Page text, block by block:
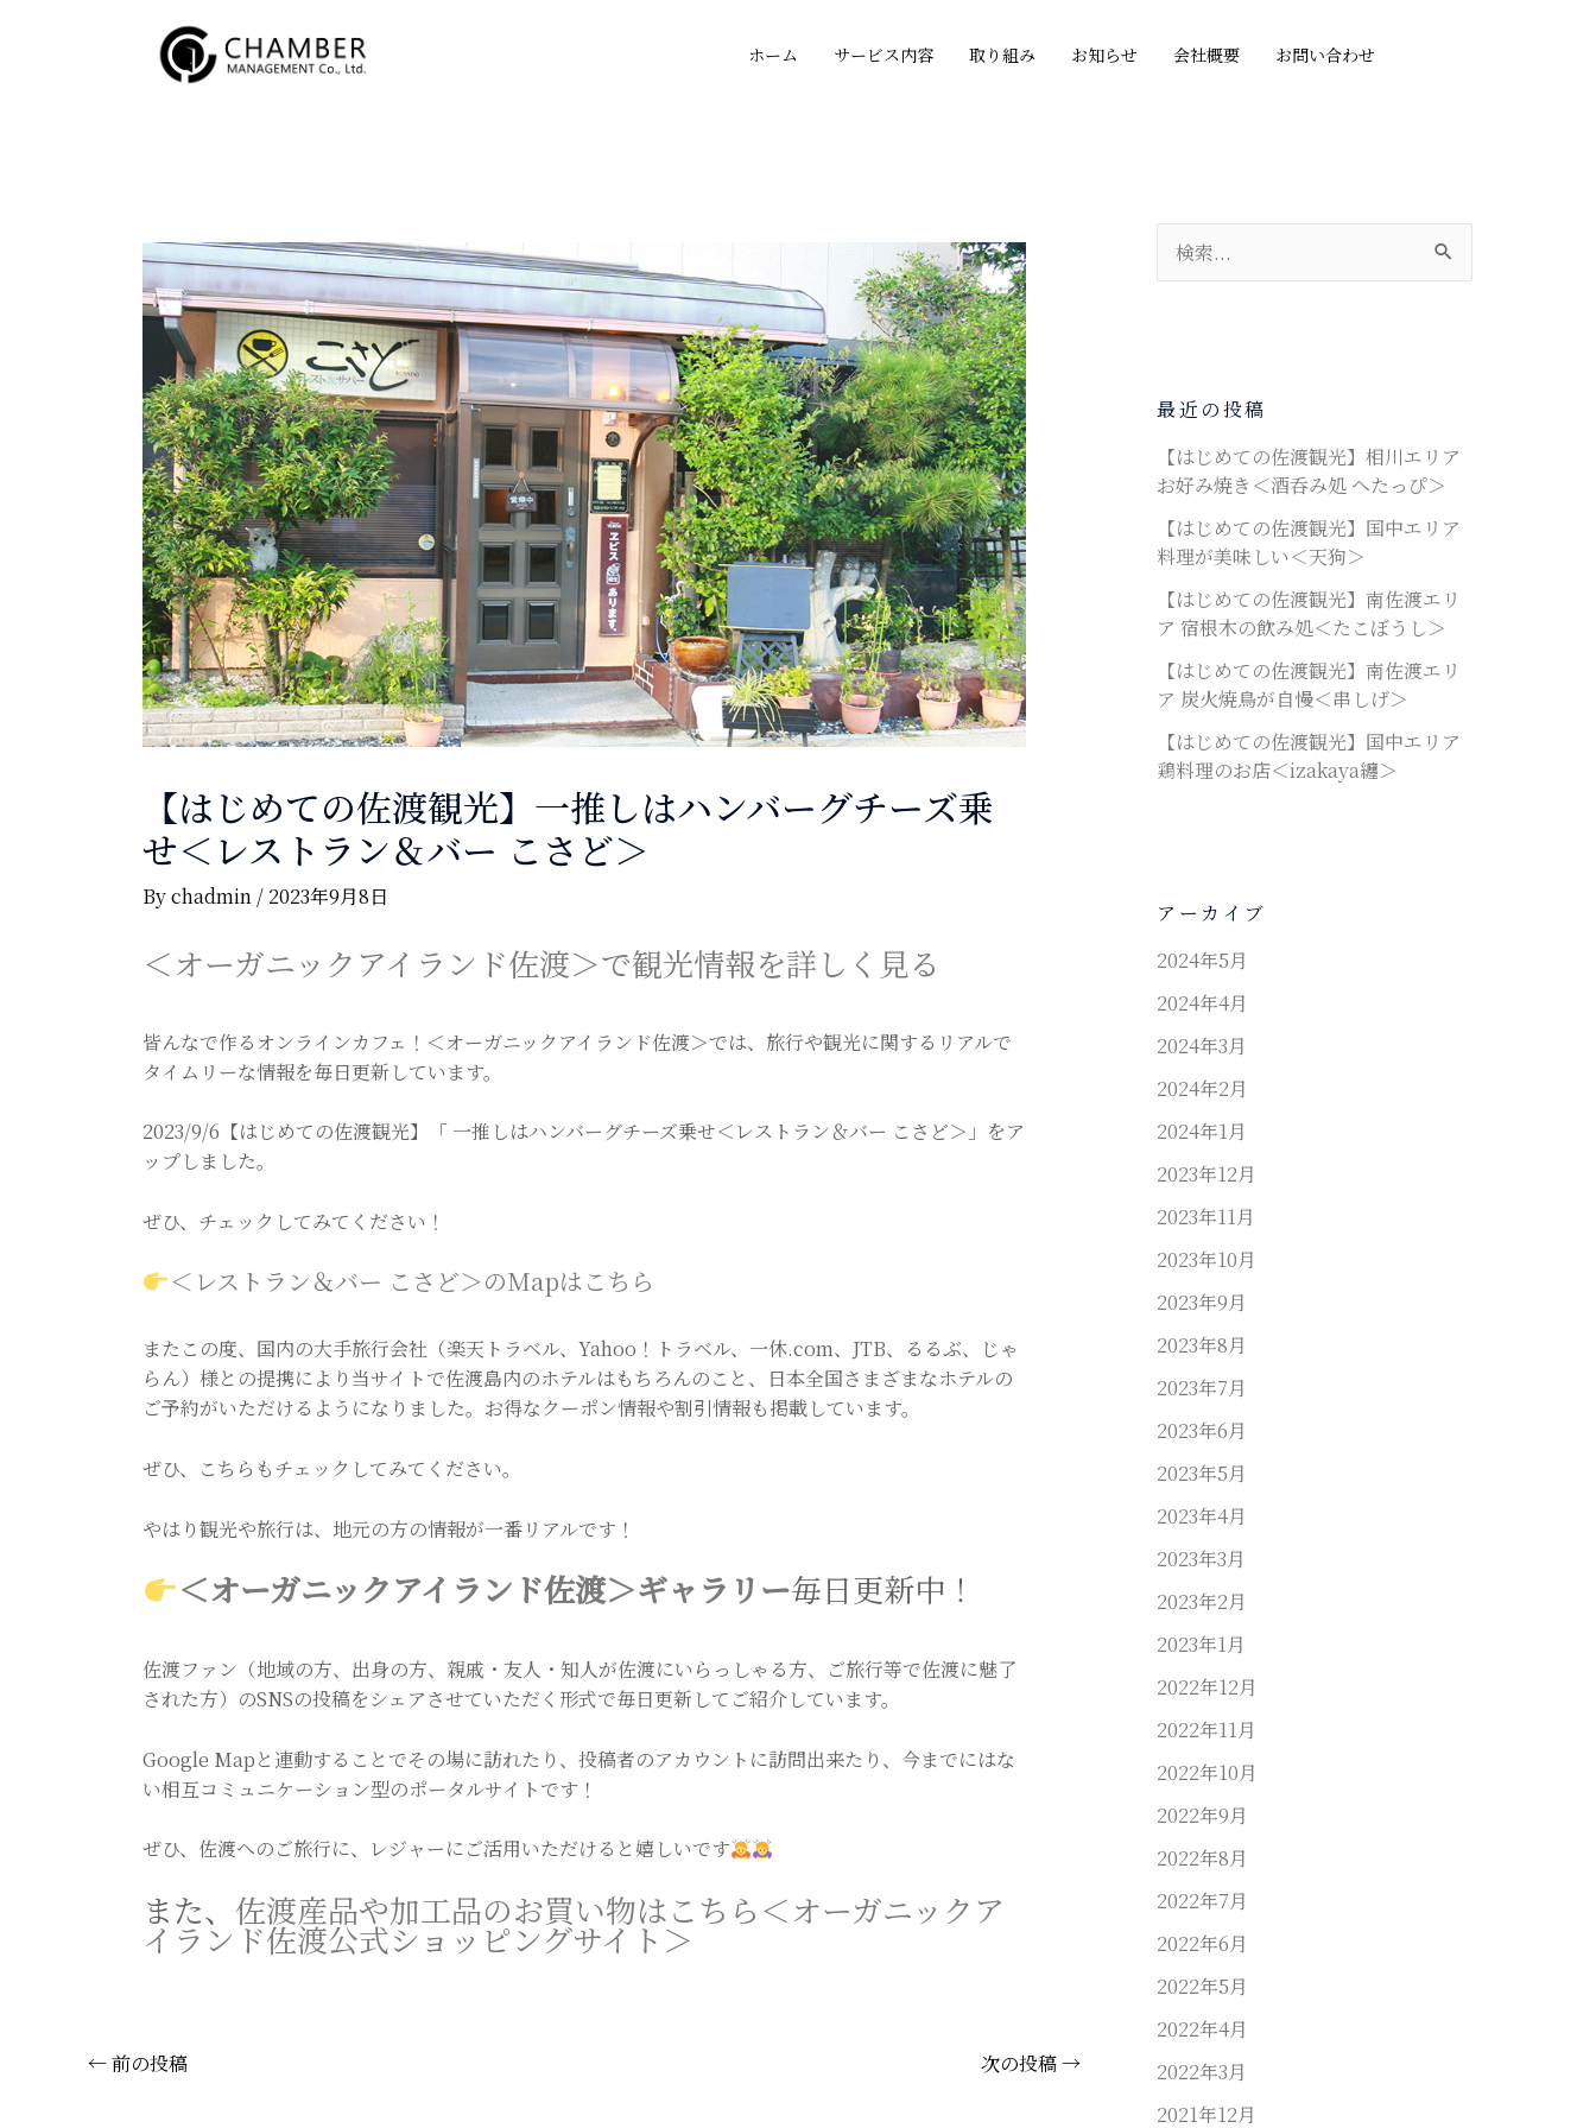
ホーム サービス内容 取り組み お知らせ 会社概要 お問い合わせ
【はじめての佐渡観光】一推しはハンバーグチーズ乗
せ＜レストラン＆バー こさど＞
Bychadmin / 2023年9月8日
＜オーガニックアイランド佐渡＞で観光情報を詳しく見る
皆んなで作るオンラインカフェ！＜オーガニックアイランド佐渡＞では、旅行や観光に関するリアルで
タイムリーな情報を毎日更新しています。
2023/9/6【はじめての佐渡観光】「 一推しはハンバーグチーズ乗せ＜レストラン＆バー こさど＞」をア
ップしました。
ぜひ、チェックしてみてください！
＜レストラン＆バー こさど＞のMapはこちら
またこの度、国内の大手旅行会社（楽天トラベル、Yahoo！トラベル、一休.com、JTB、るるぶ、じゃ
らん）様との提携により当サイトで佐渡島内のホテルはもちろんのこと、日本全国さまざまなホテルの
ご予約がいただけるようになりました。お得なクーポン情報や割引情報も掲載しています。
ぜひ、こちらもチェックしてみてください。
やはり観光や旅行は、地元の方の情報が一番リアルです！
＜オーガニックアイランド佐渡＞ギャラリー毎日更新中！
佐渡ファン（地域の方、出身の方、親戚・友人・知人が佐渡にいらっしゃる方、ご旅行等で佐渡に魅了
された方）のSNSの投稿をシェアさせていただく形式で毎日更新してご紹介しています。
Google Mapと連動することでその場に訪れたり、投稿者のアカウントに訪問出来たり、今までにはな
い相互コミュニケーション型のポータルサイトです！
ぜひ、佐渡へのご旅行に、レジャーにご活用いただけると嬉しいです
また、 佐渡産品や加工品のお買い物はこちら＜オーガニックア
イランド佐渡公式ショッピングサイト＞
←前の投稿 次の投稿→
:最近の投稿
【はじめての佐渡観光】相川エリア
お好み焼き＜酒呑み処 へたっぴ＞
【はじめての佐渡観光】国中エリア
料理が美味しい＜天狗＞
【はじめての佐渡観光】南佐渡エリ
ア 宿根木の飲み処＜たこぼうし＞
【はじめての佐渡観光】南佐渡エリ
ア 炭火焼鳥が自慢＜串しげ＞
【はじめての佐渡観光】国中エリア
鶏料理のお店＜izakaya纏＞
アーカイブ
2024年5月
2024年4月
2024年3月
2024年2月
2024年1月
2023年12月
2023年11月
2023年10月
2023年9月
2023年8月
2023年7月
2023年6月
2023年5月
2023年4月
2023年3月
2023年2月
2023年1月
2022年12月
2022年11月
2022年10月
2022年9月
2022年8月
2022年7月
2022年6月
2022年5月
2022年4月
2022年3月
2021年12月